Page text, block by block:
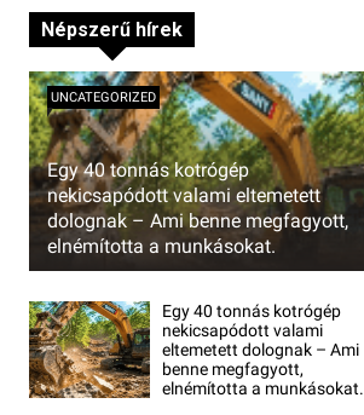
Népszerű hírek
Egy 40 tonnás kotrógép
nekicsapódott valami eltemetett
dolognak – Ami benne megfagyott,
elnémította a munkásokat.
UNCATEGORIZED
Egy 40 tonnás kotrógép
nekicsapódott valami
eltemetett dolognak – Ami
benne megfagyott,
elnémította a munkásokat.